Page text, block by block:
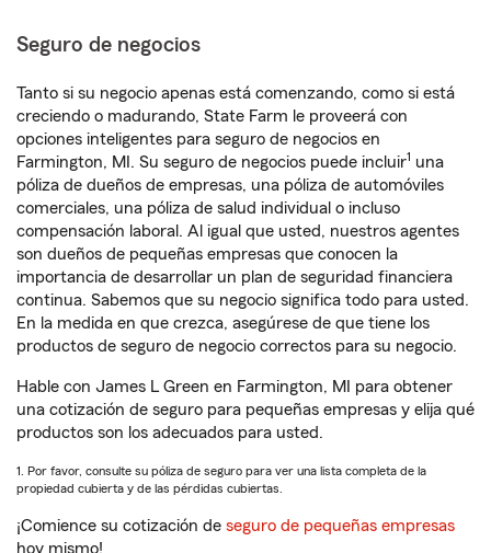
Seguro de negocios
Tanto si su negocio apenas está comenzando, como si está
creciendo o madurando, State Farm le proveerá con
opciones inteligentes para seguro de negocios en
Farmington, MI. Su seguro de negocios puede incluir1 una
póliza de dueños de empresas, una póliza de automóviles
comerciales, una póliza de salud individual o incluso
compensación laboral. Al igual que usted, nuestros agentes
son dueños de pequeñas empresas que conocen la
importancia de desarrollar un plan de seguridad financiera
continua. Sabemos que su negocio significa todo para usted.
En la medida en que crezca, asegúrese de que tiene los
productos de seguro de negocio correctos para su negocio.
Hable con James L Green en Farmington, MI para obtener
una cotización de seguro para pequeñas empresas y elija qué
productos son los adecuados para usted.
1. Por favor, consulte su póliza de seguro para ver una lista completa de la
propiedad cubierta y de las pérdidas cubiertas.
¡Comience su cotización de seguro de pequeñas empresas
hoy mismo!